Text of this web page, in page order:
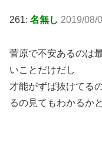
261: 名無し 2019/08/
菅原で不安あるのは
いことだけだし
才能がずば抜けてる
るの見てもわかるかと